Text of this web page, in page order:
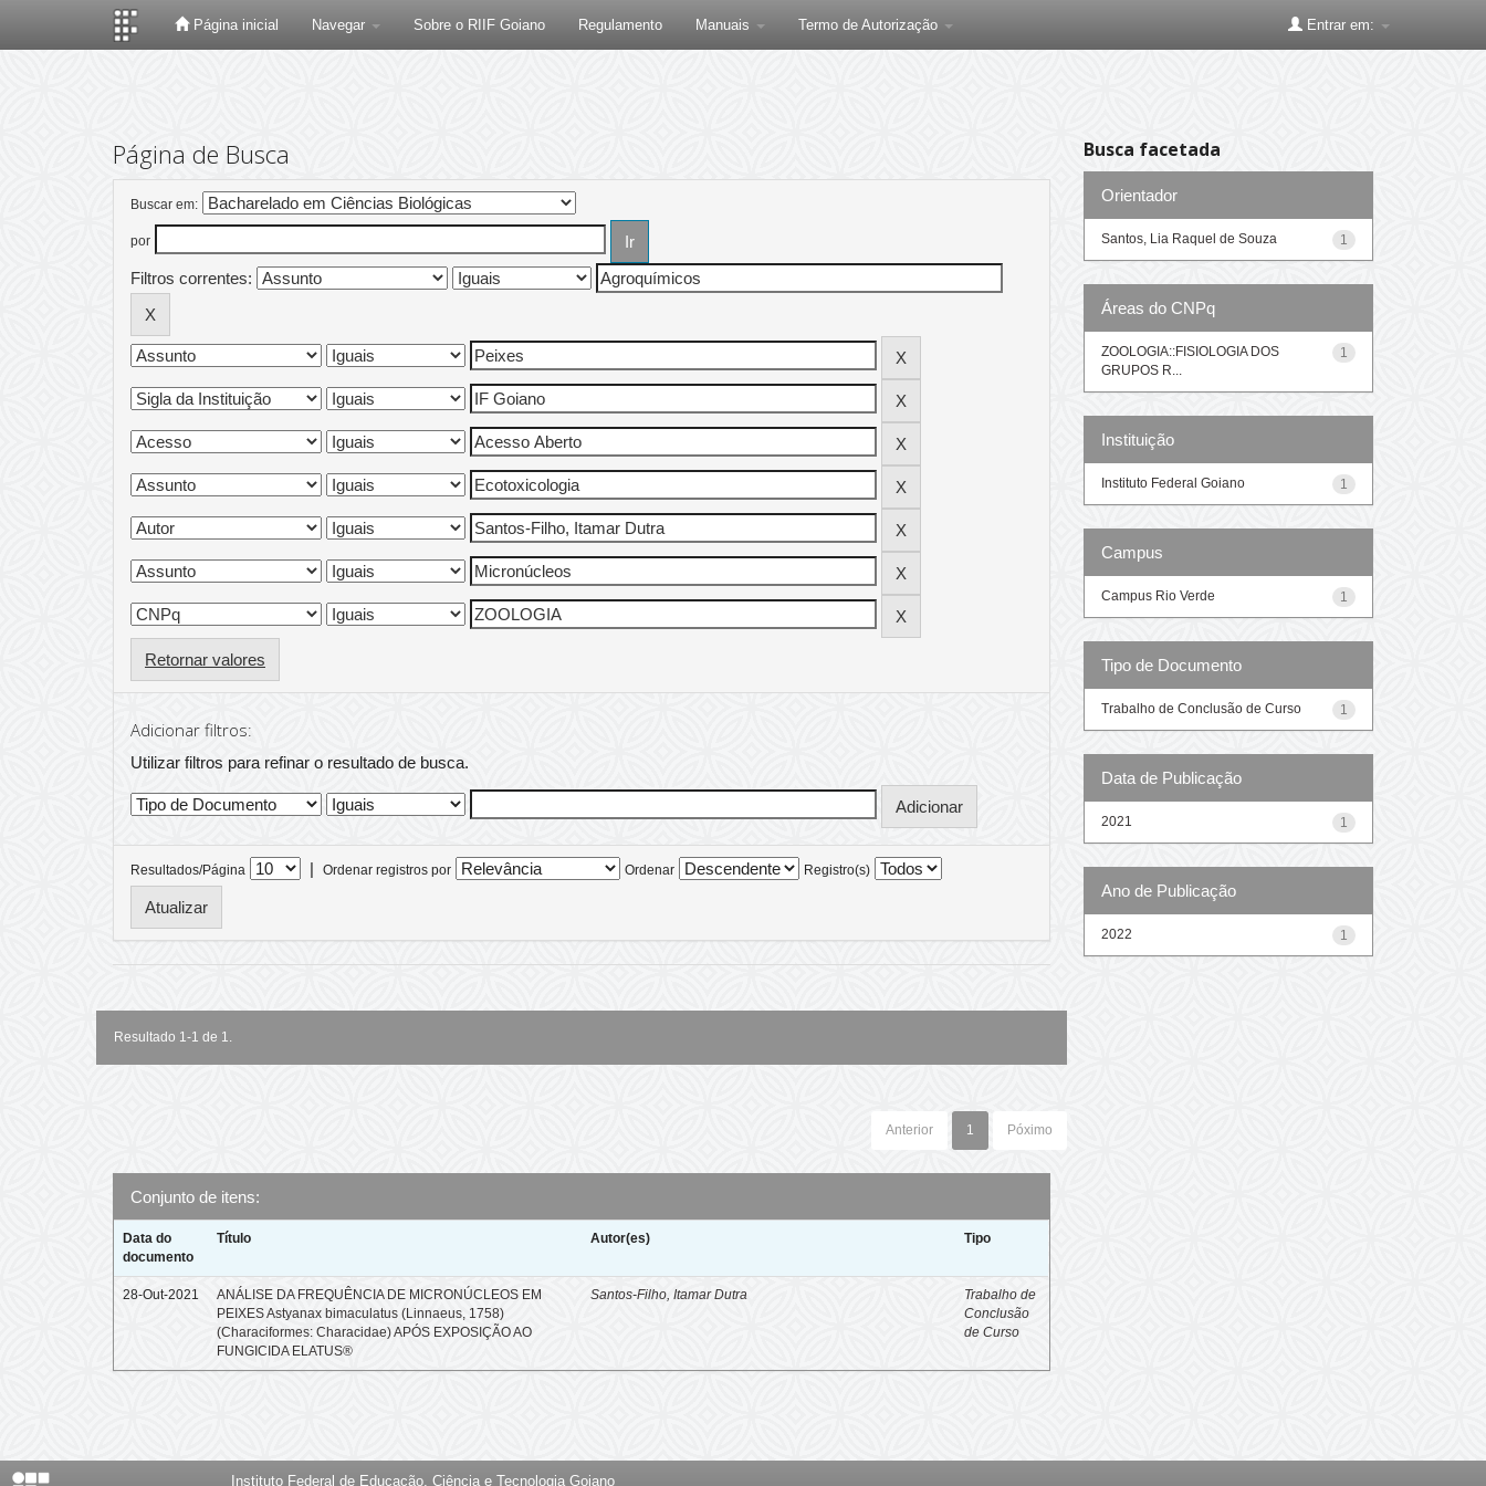
Página inicial Navegar Sobre o RIIF Goiano Regulamento Manuais Termo de Autorização Entrar em:
Página de Busca
Buscar em:
por
Filtros correntes:
Retornar valores
Adicionar filtros:
Utilizar filtros para refinar o resultado de busca.
Resultados/Página | Ordenar registros por Ordenar Registro(s)
Resultado 1-1 de 1.
Anterior 1 Póximo
Conjunto de itens:
Data do
documento
Título Autor(es) Tipo
28-Out-2021
ANÁLISE DA FREQUÊNCIA DE MICRONÚCLEOS EM
PEIXES Astyanax bimaculatus (Linnaeus, 1758)
(Characiformes: Characidae) APÓS EXPOSIÇÃO AO
FUNGICIDA ELATUS®
Santos-Filho, Itamar Dutra
Trabalho de
Conclusão
de Curso
Busca facetada
Orientador
1
Santos, Lia Raquel de Souza
Áreas do CNPq
1
ZOOLOGIA::FISIOLOGIA DOS
GRUPOS R...
Instituição
1
Instituto Federal Goiano
Campus
1
Campus Rio Verde
Tipo de Documento
1
Trabalho de Conclusão de Curso
Data de Publicação
1
2021
Ano de Publicação
1
2022
Instituto Federal de Educação, Ciência e Tecnologia Goiano